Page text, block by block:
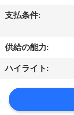
て
工
場
行
支払条件:
供給の能力:
ハイライト: